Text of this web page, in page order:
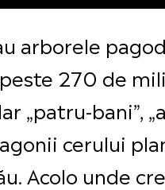
arborele
270 de
„patru-bani”,
cerului
Acolo unde